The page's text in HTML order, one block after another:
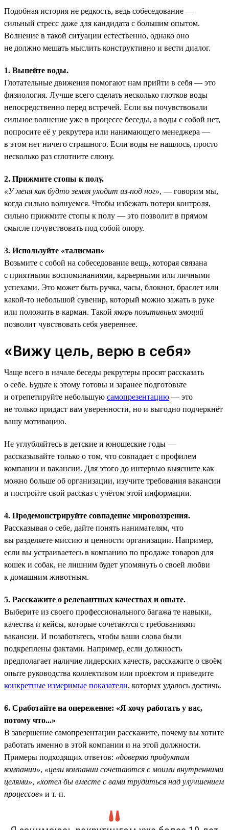
Подобная история не редкость, ведь собеседование —
сильный стресс даже для кандидата с большим опытом.
Волнение в такой ситуации естественно, однако оно
не должно мешать мыслить конструктивно и вести диалог.
1. Выпейте воды.
Глотательные движения помогают нам прийти в себя — это
физиология. Лучше всего сделать несколько глотков воды
непосредственно перед встречей. Если вы почувствовали
сильное волнение уже в процессе беседы, а воды с собой нет,
попросите её у рекрутера или нанимающего менеджера —
в этом нет ничего страшного. Если воды не нашлось, просто
несколько раз сглотните слюну.
2. Прижмите стопы к полу.
«У меня как будто земля уходит из-под ног», — говорим мы,
когда сильно волнуемся. Чтобы избежать потери контроля,
сильно прижмите стопы к полу — это позволит в прямом
смысле почувствовать под собой опору.
3. Используйте «талисман»
Возьмите с собой на собеседование вещь, которая связана
с приятными воспоминаниями, карьерными или личными
успехами. Это может быть ручка, часы, блокнот, браслет или
какой-то небольшой сувенир, который можно зажать в руке
или положить в карман. Такой якорь позитивных эмоций
позволит чувствовать себя увереннее.
«Вижу цель, верю в себя»
Чаще всего в начале беседы рекрутеры просят рассказать
о себе. Будьте к этому готовы и заранее подготовьте
и отрепетируйте небольшую самопрезентацию — это
не только придаст вам уверенности, но и выгодно подчеркнёт
вашу мотивацию.
Не углубляйтесь в детские и юношеские годы —
рассказывайте только о том, что совпадает с профилем
компании и вакансии. Для этого до интервью выясните как
можно больше об организации, изучите требования вакансии
и постройте свой рассказ с учётом этой информации.
4. Продемонстрируйте совпадение мировоззрения.
Рассказывая о себе, дайте понять нанимателям, что
вы разделяете миссию и ценности организации. Например,
если вы устраиваетесь в компанию по продаже товаров для
кошек и собак, не лишним будет упомянуть о своей любви
к домашним животным.
5. Расскажите о релевантных качествах и опыте.
Выберите из своего профессионального багажа те навыки,
качества и кейсы, которые сочетаются с требованиями
вакансии. И позаботьтесь, чтобы ваши слова были
подкреплены фактами. Например, если должность
предполагает наличие лидерских качеств, расскажите о своём
опыте руководства коллективом или проектом и приведите
конкретные измеримые показатели, которых удалось достичь.
6. Сработайте на опережение: «Я хочу работать у вас,
потому что...»
В завершение самопрезентации расскажите, почему вы хотите
работать именно в этой компании и на этой должности.
Примеры подходящих ответов: «доверяю продуктам
компании», «цели компании сочетаются с моими внутренними
целями», «хотел бы вместе с вами трудиться над улучшением
процессов» и т. п.